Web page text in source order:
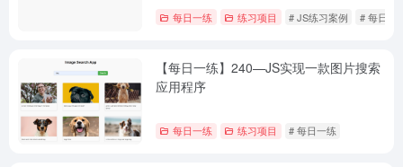
每日一练 练习项目 # JS练习案例 # 每日一
【每日一练】240—JS实现一款图片搜索
应用程序
每日一练 练习项目 # 每日一练